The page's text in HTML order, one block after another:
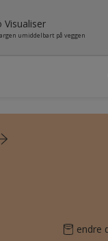
Visualiser
umiddelbart på veggen
endre